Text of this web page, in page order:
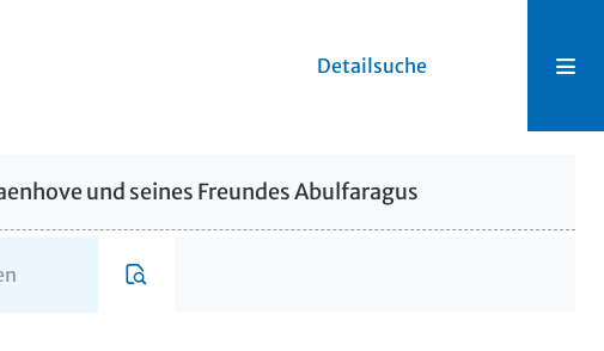
Detailsuche
und seines Freundes Abulfaragus